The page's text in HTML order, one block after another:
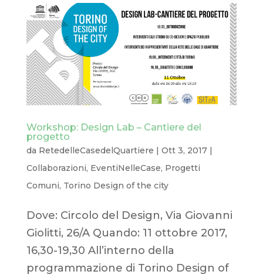
Workshop: Design Lab – Cantiere del
progetto
da RetedelleCasedelQuartiere | Ott 3, 2017|
Collaborazioni, EventiNelleCase, Progetti
Comuni, Torino Design of the city
Dove: Circolo del Design, Via Giovanni
Giolitti, 26/A Quando: 11 ottobre 2017,
16,30-19,30 All’interno della
programmazione di Torino Design of